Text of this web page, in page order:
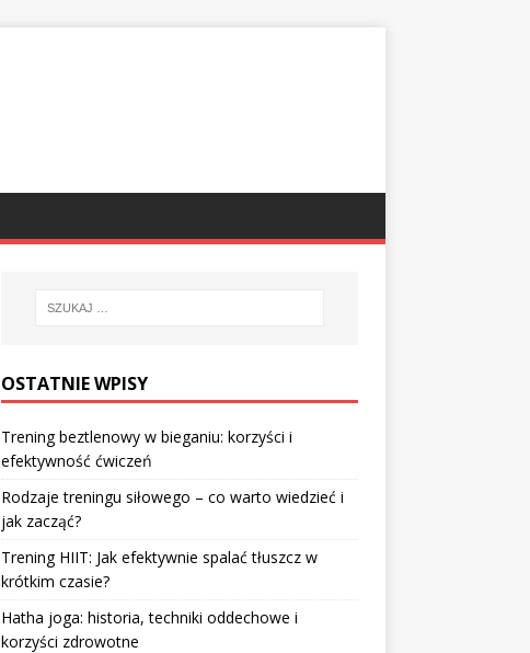
OSTATNIE WPISY
Trening beztlenowy w bieganiu: korzyści i
efektywność ćwiczeń
Rodzaje treningu siłowego – co warto wiedzieć i
jak zacząć?
Trening HIIT: Jak efektywnie spalać tłuszcz w
krótkim czasie?
Hatha joga: historia, techniki oddechowe i
korzyści zdrowotne